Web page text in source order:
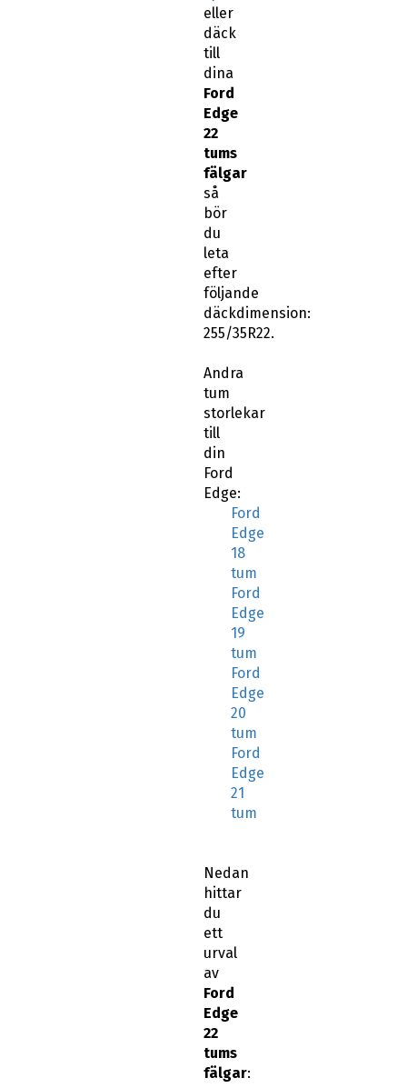
eller
däck
till
dina
Ford
Edge
22
tums
fälgar
så
bör
du
leta
efter
följande
däckdimension:
255/35R22.
Andra
tum
storlekar
till
din
Ford
Edge:
Ford
Edge
18
tum
Ford
Edge
19
tum
Ford
Edge
20
tum
Ford
Edge
21
tum
Nedan
hittar
du
ett
urval
av
Ford
Edge
22
tums
fälgar: